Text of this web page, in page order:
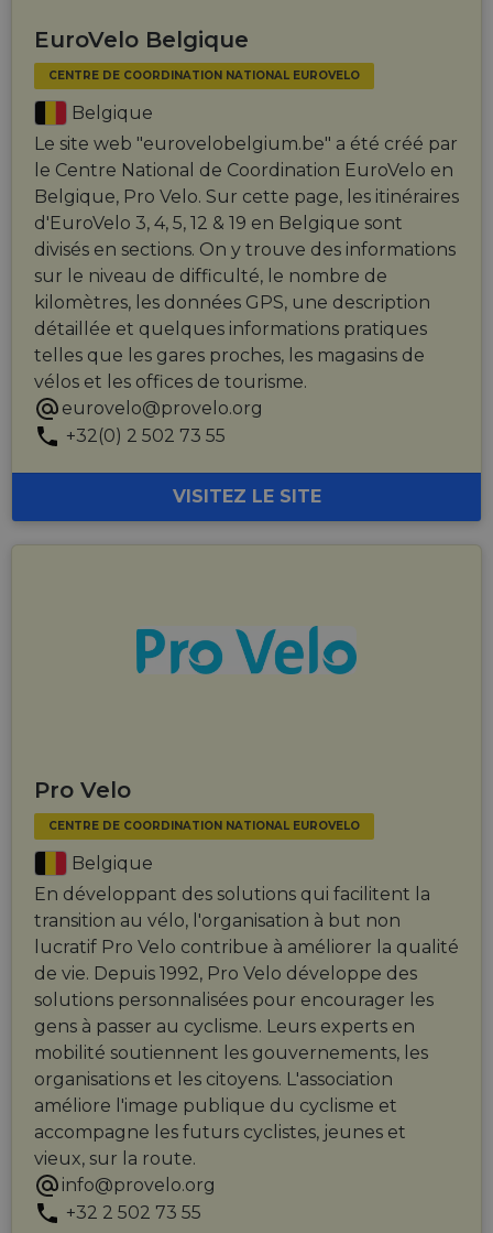
EuroVelo Belgique
CENTRE DE COORDINATION NATIONAL EUROVELO
Belgique
Le site web "eurovelobelgium.be" a été créé par
le Centre National de Coordination EuroVelo en
Belgique, Pro Velo. Sur cette page, les itinéraires
d'EuroVelo 3, 4, 5, 12 & 19 en Belgique sont
divisés en sections. On y trouve des informations
sur le niveau de difficulté, le nombre de
kilomètres, les données GPS, une description
détaillée et quelques informations pratiques
telles que les gares proches, les magasins de
vélos et les offices de tourisme.
eurovelo@provelo.org
+32(0) 2 502 73 55
VISITEZ LE SITE
Pro Velo
CENTRE DE COORDINATION NATIONAL EUROVELO
Belgique
En développant des solutions qui facilitent la
transition au vélo, l'organisation à but non
lucratif Pro Velo contribue à améliorer la qualité
de vie. Depuis 1992, Pro Velo développe des
solutions personnalisées pour encourager les
gens à passer au cyclisme. Leurs experts en
mobilité soutiennent les gouvernements, les
organisations et les citoyens. L'association
améliore l'image publique du cyclisme et
accompagne les futurs cyclistes, jeunes et
vieux, sur la route.
info@provelo.org
+32 2 502 73 55